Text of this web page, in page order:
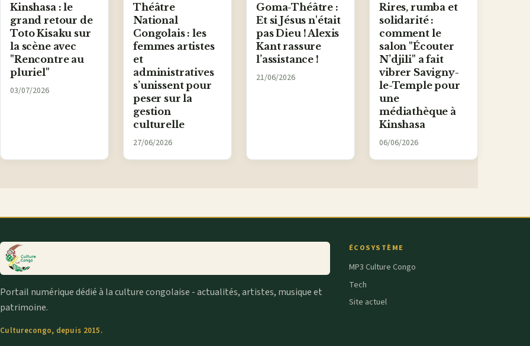
Kinshasa : le
grand retour de
Toto Kisaku sur
la scène avec
"Rencontre au
pluriel"
03/07/2026
Théâtre
National
Congolais : les
femmes artistes
et
administratives
s’unissent pour
peser sur la
gestion
culturelle
27/06/2026
Goma-Théâtre :
Et si Jésus n'était
pas Dieu ! Alexis
Kant rassure
l’assistance !
21/06/2026
Rires, rumba et
solidarité :
comment le
salon "Écouter
N’djili" a fait
vibrer Savigny-
le-Temple pour
une
médiathèque à
Kinshasa
06/06/2026
Portail numérique dédié à la culture congolaise - actualités, artistes, musique et
patrimoine.
Culturecongo, depuis 2015.
ÉCOSYSTÈME
MP3 Culture Congo
Tech
Site actuel